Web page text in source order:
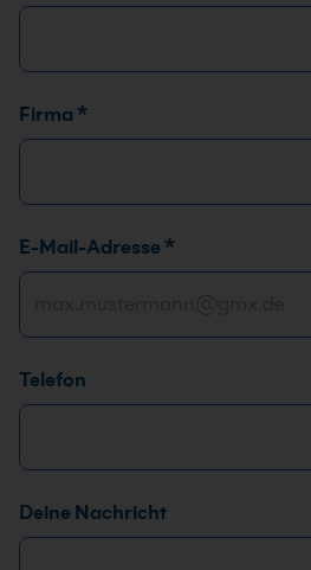
*
*
e
n
e
Firma *
E-Mail-Adresse *
Telefon
Deine Nachricht